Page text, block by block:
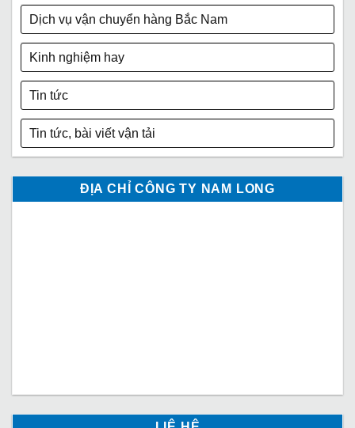
Dịch vụ vận chuyển hàng Bắc Nam
Kinh nghiệm hay
Tin tức
Tin tức, bài viết vận tải
ĐỊA CHỈ CÔNG TY NAM LONG